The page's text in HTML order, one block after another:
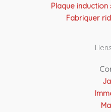
Plaque
Fabriquer